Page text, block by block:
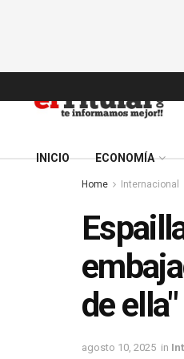
INICIO ECONOMÍA
Home Internacional
de ella"
agosto 10, 2025 in